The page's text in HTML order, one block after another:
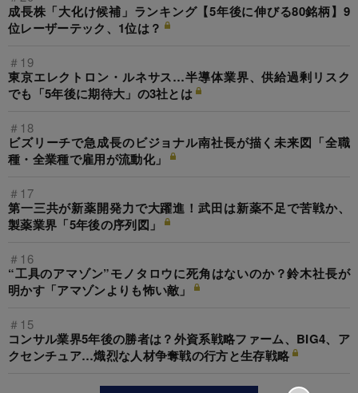
成長株「大化け候補」ランキング【5年後に伸びる80銘柄】9
位レーザーテック、1位は？
＃19
東京エレクトロン・ルネサス…半導体業界、供給過剰リスク
でも「5年後に期待大」の3社とは
＃18
ビズリーチで急成長のビジョナル南社長が描く未来図「全職
種・全業種で雇用が流動化」
＃17
第一三共が新薬開発力で大躍進！武田は新薬不足で苦戦か、
製薬業界「5年後の序列図」
＃16
“工具のアマゾン”モノタロウに死角はないのか？鈴木社長が
明かす「アマゾンよりも怖い敵」
＃15
コンサル業界5年後の勝者は？外資系戦略ファーム、BIG4、ア
クセンチュア…熾烈な人材争奪戦の行方と生存戦略